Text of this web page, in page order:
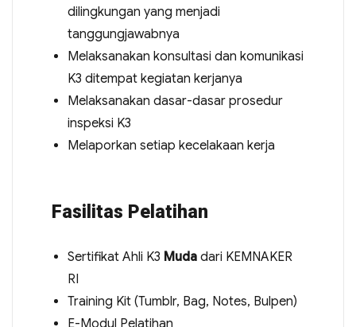
dilingkungan yang menjadi
tanggungjawabnya
Melaksanakan konsultasi dan komunikasi
K3 ditempat kegiatan kerjanya
Melaksanakan dasar-dasar prosedur
inspeksi K3
Melaporkan setiap kecelakaan kerja
Fasilitas Pelatihan
Sertifikat Ahli K3 Mudadari KEMNAKER
RI
Training Kit (Tumblr, Bag, Notes, Bulpen)
E-Modul Pelatihan